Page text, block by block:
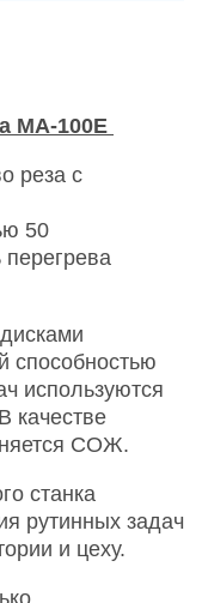
MA-100E
реза с
50
способностью
используются
качестве
СОЖ.
станка
рутинных задач
и цеху.